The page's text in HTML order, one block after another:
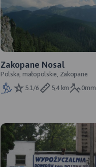
Zakopane Nosal
Polska, małopolskie, Zakopane
5.1/6
5,4 km 0mm